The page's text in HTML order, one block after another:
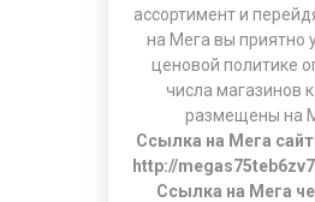
ассортимент и
на Мега вы приятно
ценовой политике
числа магазинов
размещены на
Ссылка на Мега
http://
Ссылка на Мега